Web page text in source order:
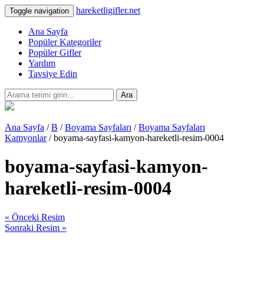
Toggle navigation hareketligifler.net
Ana Sayfa
Popüler Kategoriler
Popüler Gifler
Yardım
Tavsiye Edin
Ara
Ana Sayfa /B /Boyama Sayfaları /Boyama Sayfaları
Kamyonlar/ boyama-sayfasi-kamyon-hareketli-resim-0004
boyama-sayfasi-kamyon-
hareketli-resim-0004
« Önceki Resim
Sonraki Resim »